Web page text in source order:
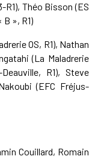
R1), Théo Bisson (ES
», R1)
OS, R1), Nathan
(La Maladrerie
R1), Steve
(EFC Fréjus-
Couillard, Romain